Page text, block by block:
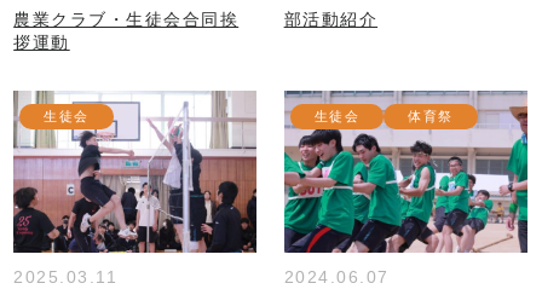
農業クラブ・生徒会合同挨
拶運動
部活動紹介
生徒会
2025.03.11
生徒会 体育祭
2024.06.07